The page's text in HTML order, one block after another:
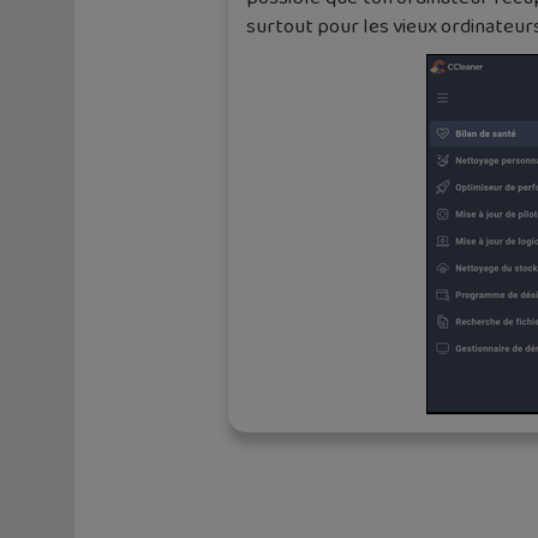
surtout pour les vieux